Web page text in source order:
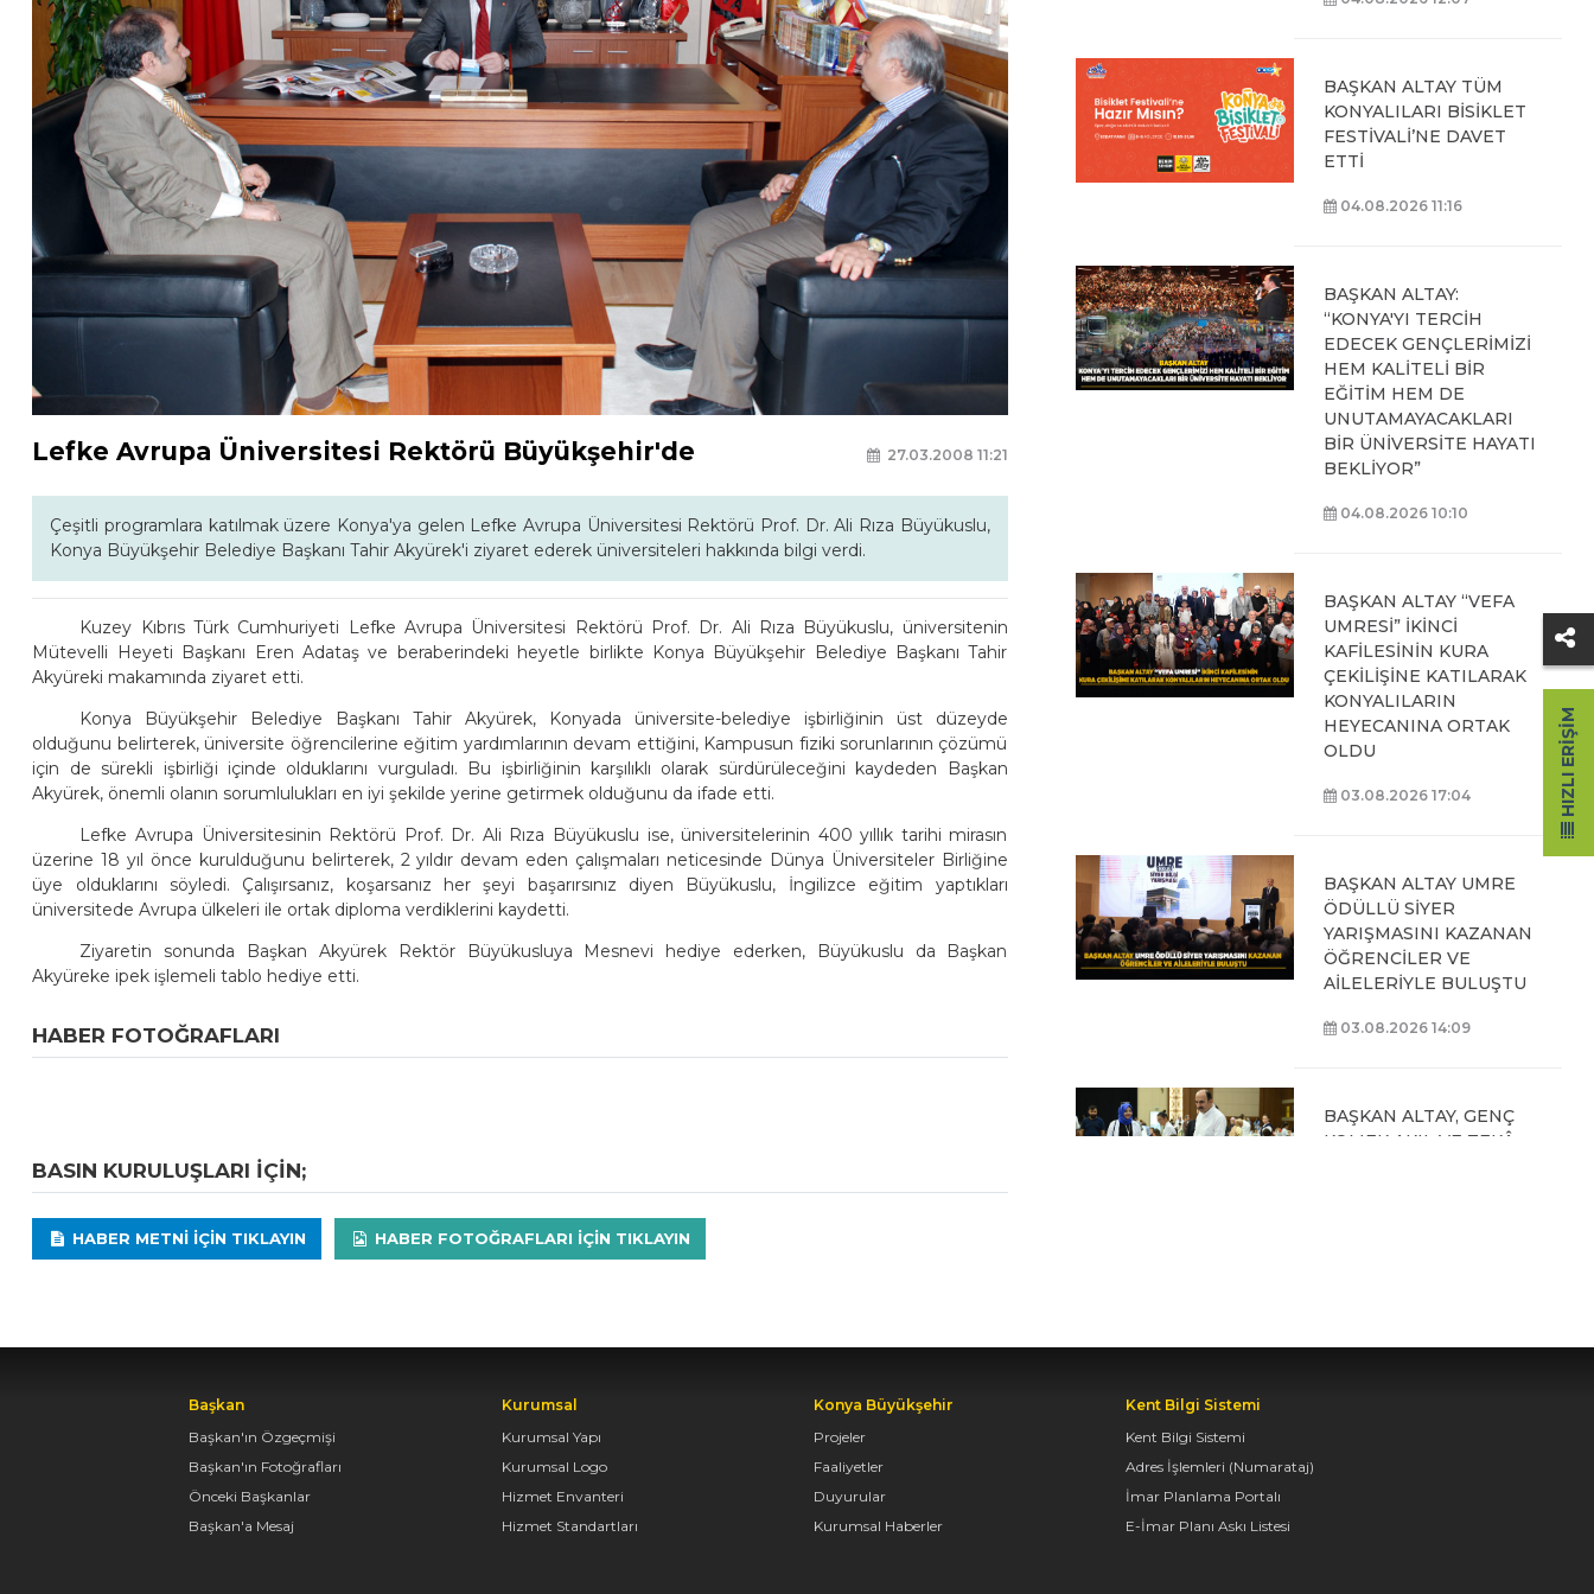
Lefke Avrupa Üniversitesi Rektörü Büyükşehir'de 27.03.2008 11:21
Çeşitli programlara katılmak üzere Konya'ya gelen Lefke Avrupa Üniversitesi Rektörü Prof. Dr. Ali Rıza Büyükuslu,
Konya Büyükşehir Belediye Başkanı Tahir Akyürek'i ziyaret ederek üniversiteleri hakkında bilgi verdi.
Kuzey Kıbrıs Türk Cumhuriyeti Lefke Avrupa Üniversitesi Rektörü Prof. Dr. Ali Rıza Büyükuslu, üniversitenin
Mütevelli Heyeti Başkanı Eren Adataş ve beraberindeki heyetle birlikte Konya Büyükşehir Belediye Başkanı Tahir
Akyüreki makamında ziyaret etti.
Konya Büyükşehir Belediye Başkanı Tahir Akyürek, Konyada üniversite-belediye işbirliğinin üst düzeyde
olduğunu belirterek, üniversite öğrencilerine eğitim yardımlarının devam ettiğini, Kampusun fiziki sorunlarının çözümü
için de sürekli işbirliği içinde olduklarını vurguladı. Bu işbirliğinin karşılıklı olarak sürdürüleceğini kaydeden Başkan
Akyürek, önemli olanın sorumlulukları en iyi şekilde yerine getirmek olduğunu da ifade etti.
Lefke Avrupa Üniversitesinin Rektörü Prof. Dr. Ali Rıza Büyükuslu ise, üniversitelerinin 400 yıllık tarihi mirasın
üzerine 18 yıl önce kurulduğunu belirterek, 2 yıldır devam eden çalışmaları neticesinde Dünya Üniversiteler Birliğine
üye olduklarını söyledi. Çalışırsanız, koşarsanız her şeyi başarırsınız diyen Büyükuslu, İngilizce eğitim yaptıkları
üniversitede Avrupa ülkeleri ile ortak diploma verdiklerini kaydetti.
Ziyaretin sonunda Başkan Akyürek Rektör Büyükusluya Mesnevi hediye ederken, Büyükuslu da Başkan
Akyüreke ipek işlemeli tablo hediye etti.
HABER FOTOĞRAFLARI
BASIN KURULUŞLARI IÇIN;
HABER METNI IÇIN TIKLAYIN HABER FOTOĞRAFLARI IÇIN TIKLAYIN
BAŞKAN ALTAY TÜM
KONYALILARI BİSİKLET
FESTİVALİ’NE DAVET
ETTİ
04.08.2026 11:16
BAŞKAN ALTAY:
“KONYA'YI TERCİH
EDECEK GENÇLERİMİZİ
HEM KALİTELİ BİR
EĞİTİM HEM DE
UNUTAMAYACAKLARI
BİR ÜNİVERSİTE HAYATI
BEKLİYOR”
04.08.2026 10:10
BAŞKAN ALTAY “VEFA
UMRESİ” İKİNCİ
KAFİLESİNİN KURA
ÇEKİLİŞİNE KATILARAK
KONYALILARIN
HEYECANINA ORTAK
OLDU
03.08.2026 17:04
BAŞKAN ALTAY UMRE
ÖDÜLLÜ SİYER
YARIŞMASINI KAZANAN
ÖĞRENCİLER VE
AİLELERİYLE BULUŞTU
03.08.2026 14:09
BAŞKAN ALTAY, GENÇ
KOMEK AKIL VE ZEKÂ
Başkan
Başkan'ın Özgeçmişi
Başkan'ın Fotoğrafları
Önceki Başkanlar
Başkan'a Mesaj
Kurumsal
Kurumsal Yapı
Kurumsal Logo
Hizmet Envanteri
Hizmet Standartları
Konya Büyükşehir
Projeler
Faaliyetler
Duyurular
Kurumsal Haberler
Kent Bilgi Sistemi
Kent Bilgi Sistemi
Adres İşlemleri (Numarataj)
İmar Planlama Portalı
E-İmar Planı Askı Listesi
HIZLI ERIŞIM